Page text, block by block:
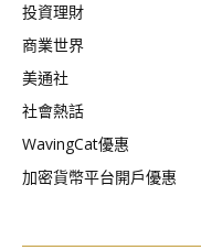
投資理財
商業世界
美通社
社會熱話
WavingCat優惠
加密貨幣平台開戶優惠